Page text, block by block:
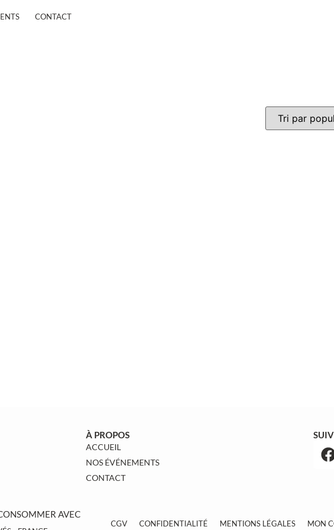
CONTACT
À PROPOS
ACCUEIL
NOS ÉVÉNEMENTS
CONTACT
AVEC
CGV CONFIDENTIALITÉ MENTIONS LÉGALES MON